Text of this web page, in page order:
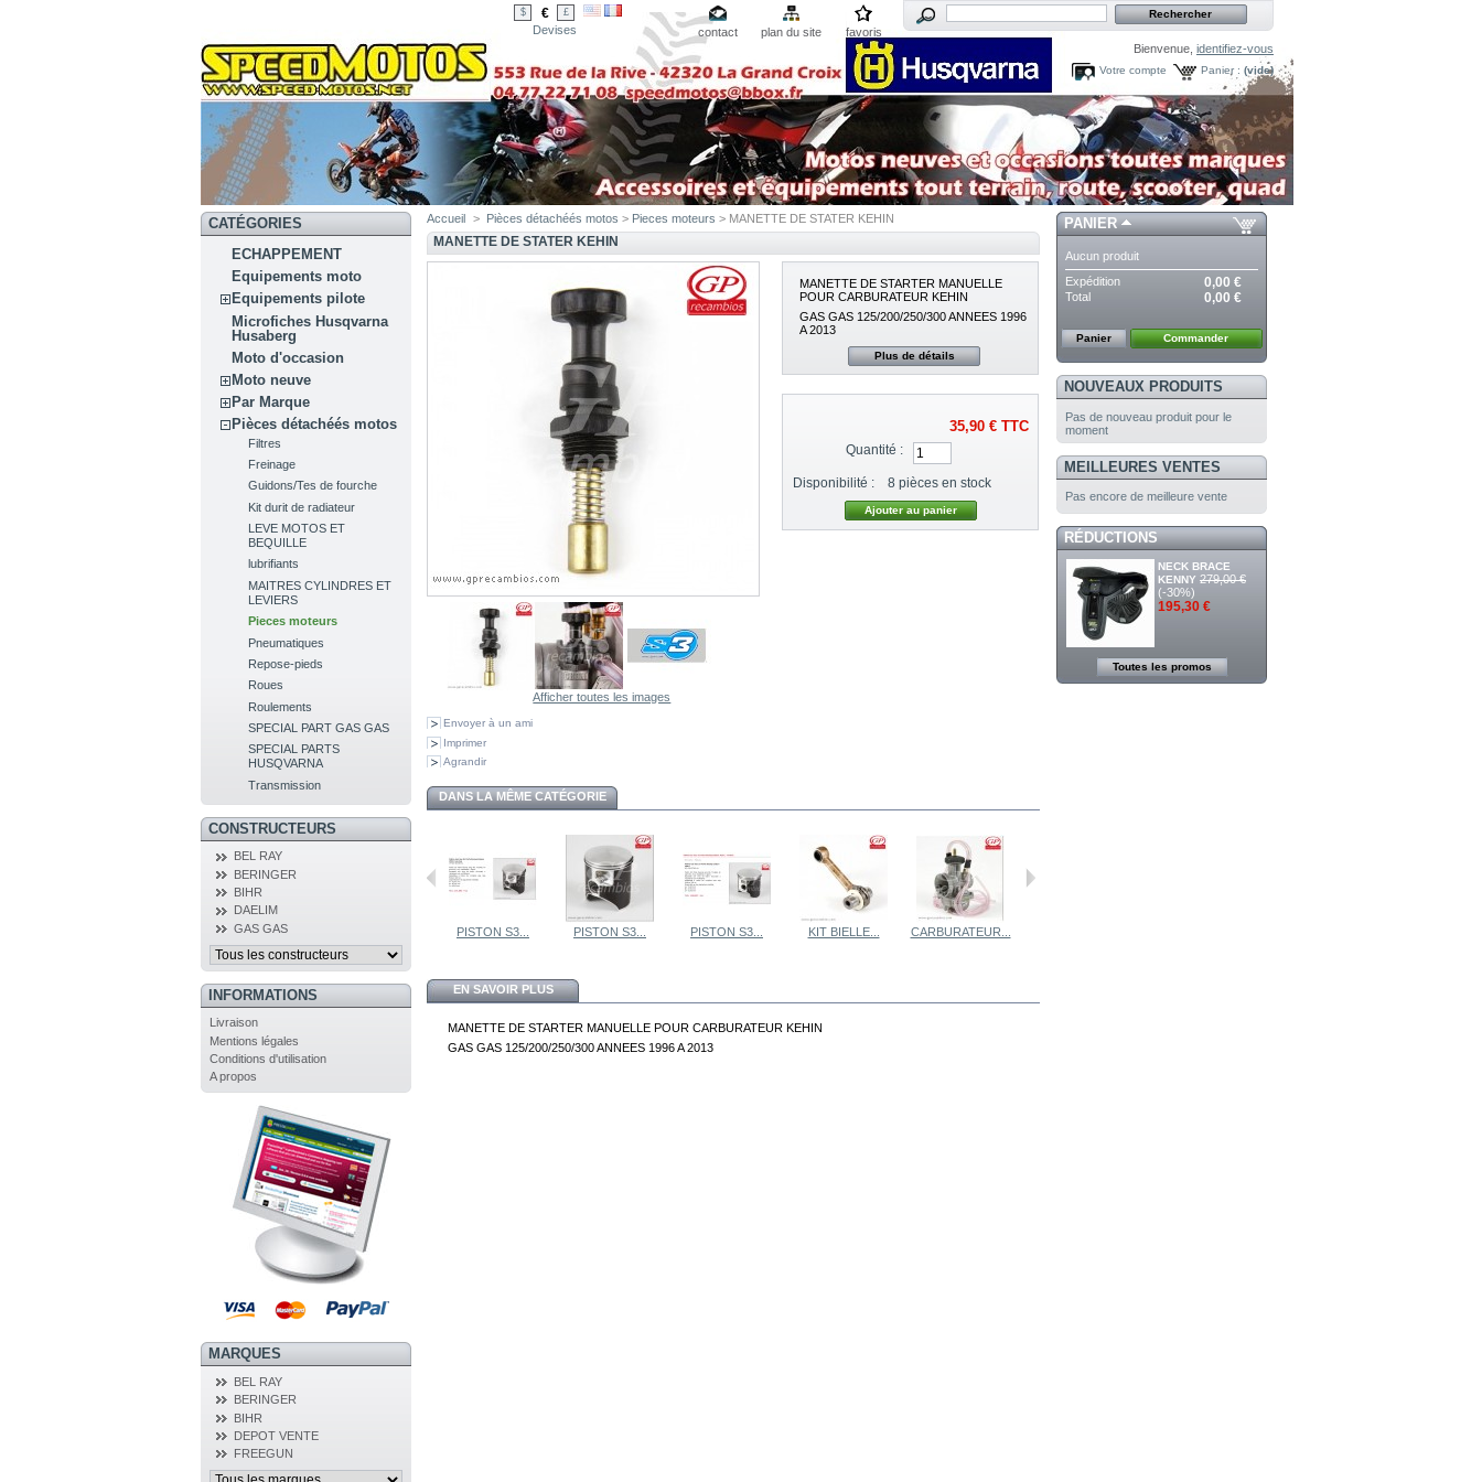
$ € £
Devises contact plan du site
favoris
Bienvenue,identifiez-vous
Panier : (vide)
Votre compte
CATÉGORIES
ECHAPPEMENT
Equipements moto
Equipements pilote
Microfiches Husqvarna
Husaberg
Moto d'occasion
Moto neuve
Par Marque
Pièces détachéés motos
Filtres
Freinage
Guidons/Tes de fourche
Kit durit de radiateur
LEVE MOTOS ET
BEQUILLE
lubrifiants
MAITRES CYLINDRES ET
LEVIERS
Pieces moteurs
Pneumatiques
Repose-pieds
Roues
Roulements
SPECIAL PART GAS GAS
SPECIAL PARTS
HUSQVARNA
Transmission
CONSTRUCTEURS
BEL RAY
BERINGER
BIHR
DAELIM
GAS GAS
INFORMATIONS
Livraison
Mentions légales
Conditions d'utilisation
A propos
MARQUES
BEL RAY
BERINGER
BIHR
DEPOT VENTE
FREEGUN
Accueil > Pièces détachéés motos > Pieces moteurs > MANETTE DE STATER KEHIN
MANETTE DE STATER KEHIN
Afficher toutes les images
Envoyer à un ami
Imprimer
Agrandir
MANETTE DE STARTER MANUELLE
POUR CARBURATEUR KEHIN
GAS GAS 125/200/250/300 ANNEES 1996
A 2013
Plus de détails
35,90 €TTC
Quantité :
Disponibilité : 8 pièces en stock
DANS LA MÊME CATÉGORIE
PISTON S3... PISTON S3... PISTON S3... KIT BIELLE... CARBURATEUR...
EN SAVOIR PLUS
MANETTE DE STARTER MANUELLE POUR CARBURATEUR KEHIN
GAS GAS 125/200/250/300 ANNEES 1996 A 2013
PANIER
Aucun produit
Expédition
0,00 €
Total 0,00 €
Panier Commander
NOUVEAUX PRODUITS
Pas de nouveau produit pour le
moment
MEILLEURES VENTES
Pas encore de meilleure vente
RÉDUCTIONS
NECK BRACE
KENNY 279,00 €
(-30%)
195,30 €
Toutes les promos